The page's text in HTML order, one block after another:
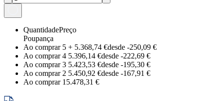
QuantidadePreço
Poupança
Ao comprar 5 + 5.368,74 €desde -250,09 €
Ao comprar 4 5.396,14 €desde -222,69 €
Ao comprar 3 5.423,53 €desde -195,30 €
Ao comprar 2 5.450,92 €desde -167,91 €
Ao comprar 1 5.478,31 €